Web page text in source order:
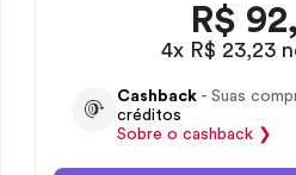
R$
4x R$ 23,23
Cashback - Suas
créditos
Sobre o cashback ❯